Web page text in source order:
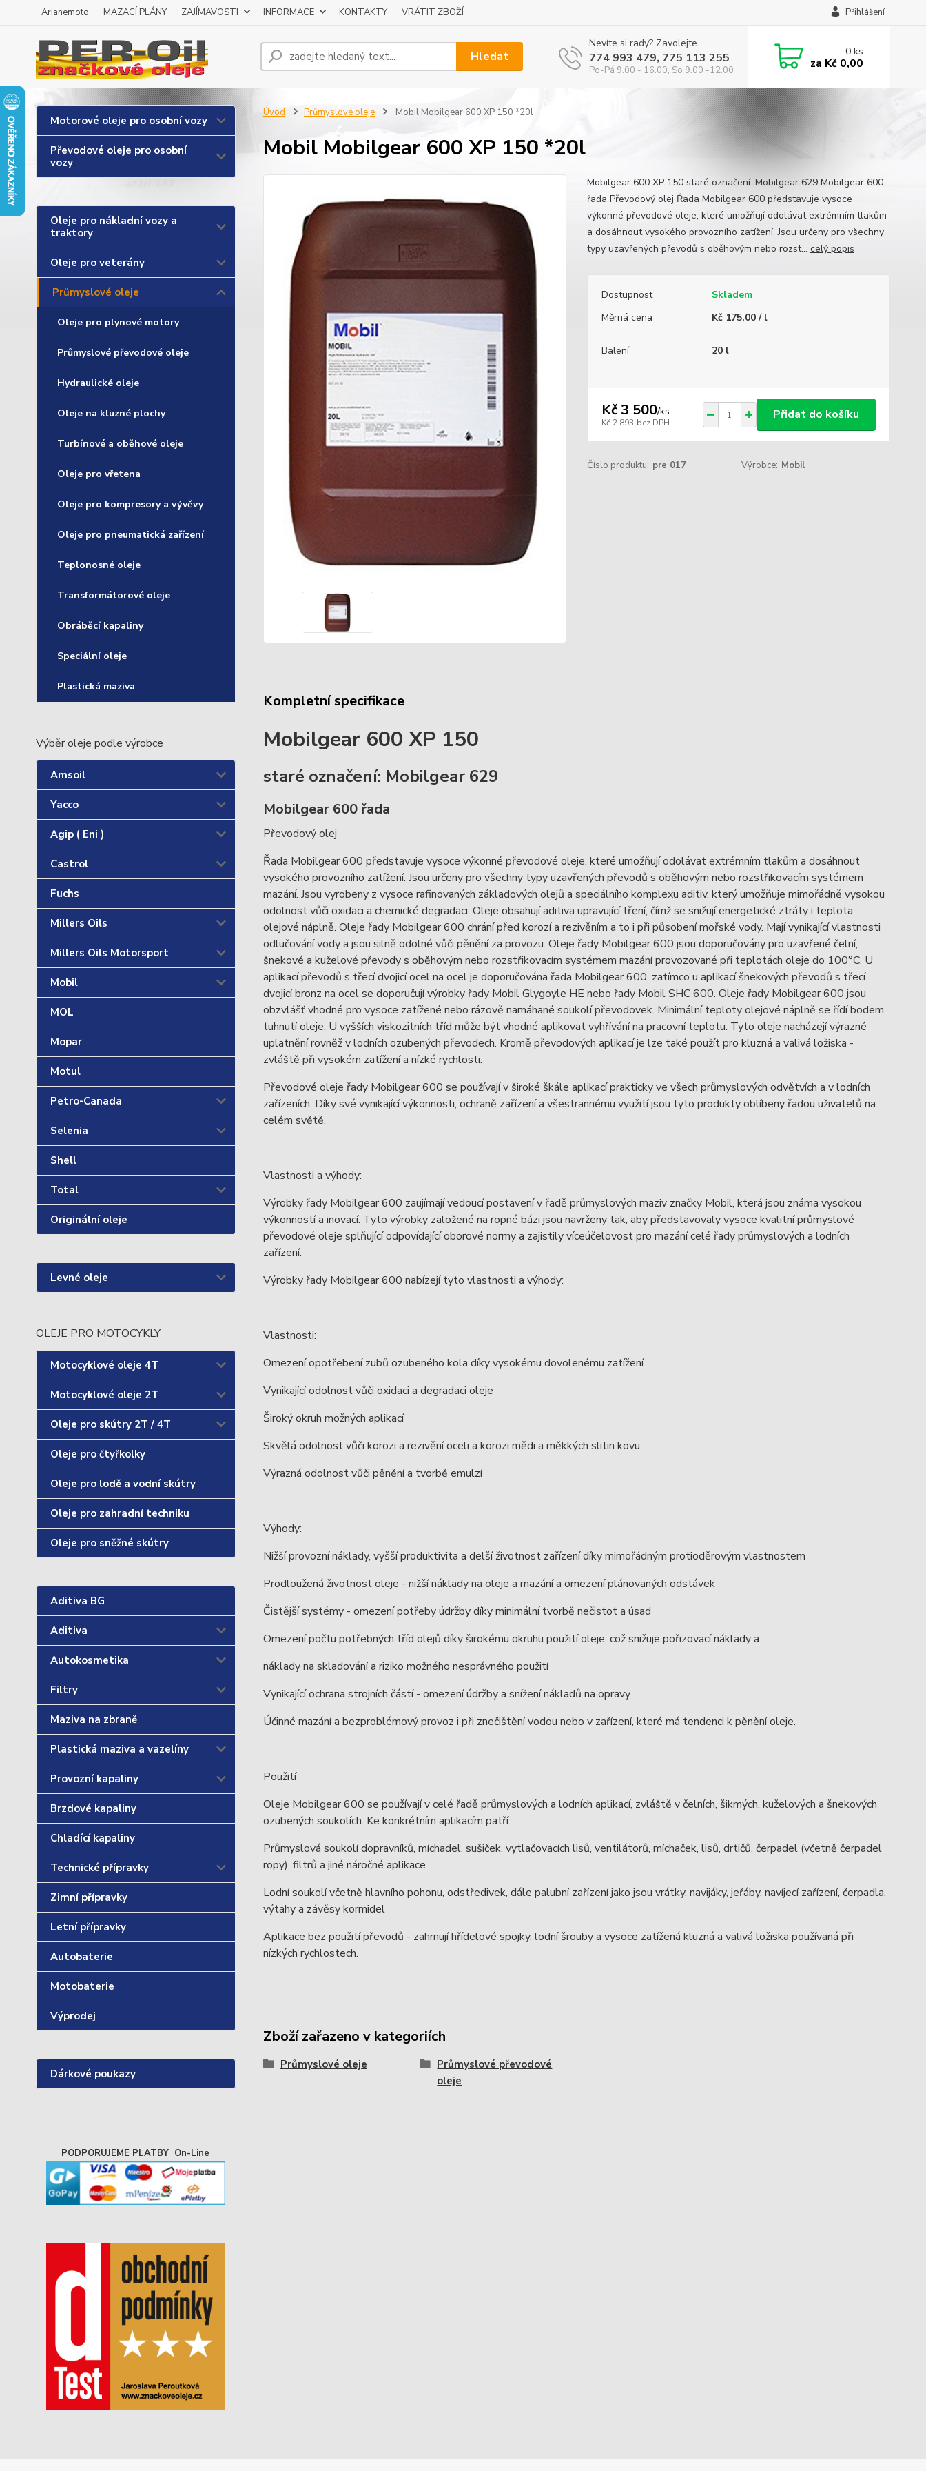
Arianemoto MAZACÍ PLÁNY ZAJÍMAVOSTI INFORMACE KONTAKTY VRÁTIT ZBOŽÍ Přihlášení
Hledat
Nevíte si rady? Zavolejte.
774 993 479, 775 113 255
Po-Pá 9.00 - 16.00, So 9.00 -12.00
0ks
za Kč 0,00
Motorové oleje pro osobní vozy
Převodové oleje pro osobní
vozy
Oleje pro nákladní vozy a
traktory
Oleje pro veterány
Průmyslové oleje
Oleje pro plynové motory
Průmyslové převodové oleje
Hydraulické oleje
Oleje na kluzné plochy
Turbínové a oběhové oleje
Oleje pro vřetena
Oleje pro kompresory a vývěvy
Oleje pro pneumatická zařízení
Teplonosné oleje
Transformátorové oleje
Obráběcí kapaliny
Speciální oleje
Plastická maziva
Výběr oleje podle výrobce
Amsoil
Yacco
Agip ( Eni )
Castrol
Fuchs
Millers Oils
Millers Oils Motorsport
Mobil
MOL
Mopar
Motul
Petro-Canada
Selenia
Shell
Total
Originální oleje
Levné oleje
OLEJE PRO MOTOCYKLY
Motocyklové oleje 4T
Motocyklové oleje 2T
Oleje pro skútry 2T / 4T
Oleje pro čtyřkolky
Oleje pro lodě a vodní skútry
Oleje pro zahradní techniku
Oleje pro sněžné skútry
Aditiva BG
Aditiva
Autokosmetika
Filtry
Maziva na zbraně
Plastická maziva a vazelíny
Provozní kapaliny
Brzdové kapaliny
Chladící kapaliny
Technické přípravky
Zimní přípravky
Letní přípravky
Autobaterie
Motobaterie
Výprodej
Dárkové poukazy
PODPORUJEME PLATBY On-Line
Úvod Průmyslové oleje Mobil Mobilgear 600 XP 150 *20l
Mobil Mobilgear 600 XP 150 *20l
Mobilgear 600 XP 150 staré označení: Mobilgear 629 Mobilgear 600
řada Převodový olej Řada Mobilgear 600 představuje vysoce
výkonné převodové oleje, které umožňují odolávat extrémním tlakům
a dosáhnout vysokého provozního zatížení. Jsou určeny pro všechny
typy uzavřených převodů s oběhovým nebo rozst... celý popis
Dostupnost
Skladem
Měrná cena
Kč 175,00 / l
Balení 20 l
Kč 3 500/ks
Kč 2 893 bez DPH
Přidat do košíku
Číslo produktu: pre 017 Výrobce: Mobil
Kompletní specifikace
Mobilgear 600 XP 150
staré označení: Mobilgear 629
Mobilgear 600 řada
Převodový olej
Řada Mobilgear 600 představuje vysoce výkonné převodové oleje, které umožňují odolávat extrémním tlakům a dosáhnout
vysokého provozního zatížení. Jsou určeny pro všechny typy uzavřených převodů s oběhovým nebo rozstřikovacím systémem
mazání. Jsou vyrobeny z vysoce rafinovaných základových olejů a speciálního komplexu aditiv, který umožňuje mimořádně vysokou
odolnost vůči oxidaci a chemické degradaci. Oleje obsahují aditiva upravující tření, čímž se snižují energetické ztráty i teplota
olejové náplně. Oleje řady Mobilgear 600 chrání před korozí a rezivěním a to i při působení mořské vody. Mají vynikající vlastnosti
odlučování vody a jsou silně odolné vůči pěnění za provozu. Oleje řady Mobilgear 600 jsou doporučovány pro uzavřené čelní,
šnekové a kuželové převody s oběhovým nebo rozstřikovacím systémem mazání provozované při teplotách oleje do 100°C. U
aplikací převodů s třecí dvojicí ocel na ocel je doporučována řada Mobilgear 600, zatímco u aplikací šnekových převodů s třecí
dvojicí bronz na ocel se doporučují výrobky řady Mobil Glygoyle HE nebo řady Mobil SHC 600. Oleje řady Mobilgear 600 jsou
obzvlášť vhodné pro vysoce zatížené nebo rázově namáhané soukolí převodovek. Minimální teploty olejové náplně se řídí bodem
tuhnutí oleje. U vyšších viskozitních tříd může být vhodné aplikovat vyhřívání na pracovní teplotu. Tyto oleje nacházejí výrazné
uplatnění rovněž v lodních ozubených převodech. Kromě převodových aplikací je lze také použít pro kluzná a valivá ložiska -
zvláště při vysokém zatížení a nízké rychlosti.
Převodové oleje řady Mobilgear 600 se používají v široké škále aplikací prakticky ve všech průmyslových odvětvích a v lodních
zařízeních. Díky své vynikající výkonnosti, ochraně zařízení a všestrannému využití jsou tyto produkty oblíbeny řadou uživatelů na
celém světě.
Vlastnosti a výhody:
Výrobky řady Mobilgear 600 zaujímají vedoucí postavení v řadě průmyslových maziv značky Mobil, která jsou známa vysokou
výkonností a inovací. Tyto výrobky založené na ropné bázi jsou navrženy tak, aby představovaly vysoce kvalitní průmyslové
převodové oleje splňující odpovídající oborové normy a zajistily víceúčelovost pro mazání celé řady průmyslových a lodních
zařízení.
Výrobky řady Mobilgear 600 nabízejí tyto vlastnosti a výhody:
Vlastnosti:
Omezení opotřebení zubů ozubeného kola díky vysokému dovolenému zatížení
Vynikající odolnost vůči oxidaci a degradaci oleje
Široký okruh možných aplikací
Skvělá odolnost vůči korozi a rezivění oceli a korozi mědi a měkkých slitin kovu
Výrazná odolnost vůči pěnění a tvorbě emulzí
Výhody:
Nižší provozní náklady, vyšší produktivita a delší životnost zařízení díky mimořádným protioděrovým vlastnostem
Prodloužená životnost oleje - nižší náklady na oleje a mazání a omezení plánovaných odstávek
Čistější systémy - omezení potřeby údržby díky minimální tvorbě nečistot a úsad
Omezení počtu potřebných tříd olejů díky širokému okruhu použití oleje, což snižuje pořizovací náklady a
náklady na skladování a riziko možného nesprávného použití
Vynikající ochrana strojních částí - omezení údržby a snížení nákladů na opravy
Účinné mazání a bezproblémový provoz i při znečištění vodou nebo v zařízení, které má tendenci k pěnění oleje.
Použití
Oleje Mobilgear 600 se používají v celé řadě průmyslových a lodních aplikací, zvláště v čelních, šikmých, kuželových a šnekových
ozubených soukolích. Ke konkrétním aplikacím patří:
Průmyslová soukolí dopravníků, míchadel, sušiček, vytlačovacích lisů, ventilátorů, míchaček, lisů, drtičů, čerpadel (včetně čerpadel
ropy), filtrů a jiné náročné aplikace
Lodní soukolí včetně hlavního pohonu, odstředivek, dále palubní zařízení jako jsou vrátky, navijáky, jeřáby, navíjecí zařízení, čerpadla,
výtahy a závěsy kormidel
Aplikace bez použití převodů - zahrnují hřídelové spojky, lodní šrouby a vysoce zatížená kluzná a valivá ložiska používaná při
nízkých rychlostech.
Zboží zařazeno v kategoriích
Průmyslové oleje
Průmyslové převodové
oleje